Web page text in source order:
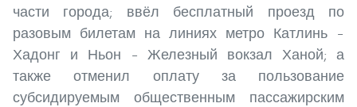
части города; ввёл бесплатный проезд по
разовым билетам на линиях метро Катлинь –
Хадонг и Ньон – Железный вокзал Ханой; а
также отменил оплату за пользование
субсидируемым общественным пассажирским